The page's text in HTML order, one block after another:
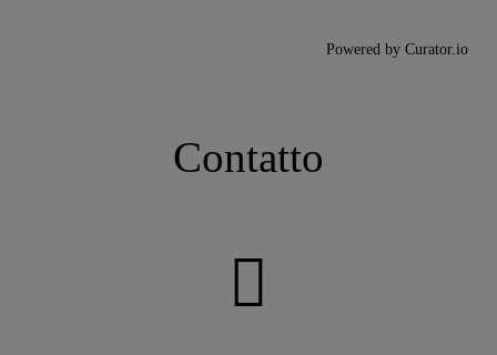
Powered by Curator.io
Contatto